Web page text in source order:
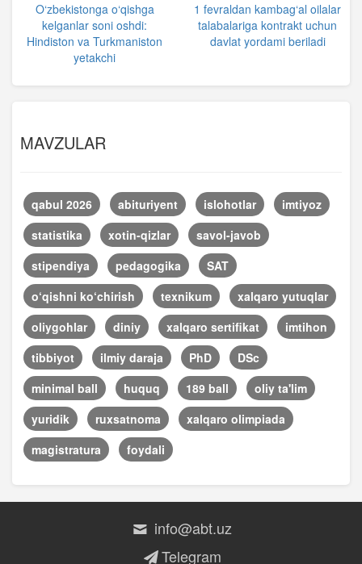
O‘zbekistonga o‘qishga
kelganlar soni oshdi:
Hindiston va Turkmaniston
yetakchi
1 fevraldan kambag‘al oilalar
talabalariga kontrakt uchun
davlat yordami beriladi
MAVZULAR
qabul 2026 abituriyent islohotlar
imtiyoz
statistika
xotin-qizlar
savol-javob
stipendiya
pedagogika
SAT
o‘qishni ko‘chirish
texnikum
xalqaro yutuqlar
oliygohlar
diniy xalqaro sertifikat
imtihon
tibbiyot
ilmiy daraja PhD
DSc
minimal ball
huquq 189 ball
oliy ta'lim
yuridik
ruxsatnoma
xalqaro olimpiada
magistratura
foydali
info@abt.uz
Telegram